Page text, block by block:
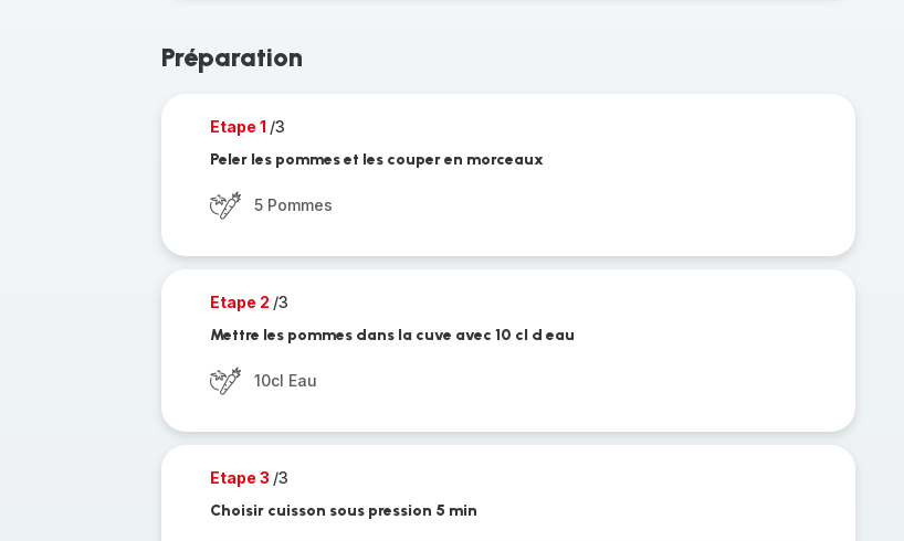
Préparation
Etape 1 /3
Peler les pommes et les couper en morceaux
5 Pommes
Etape 2 /3
Mettre les pommes dans la cuve avec 10 cl d eau
10cl Eau
Etape 3 /3
Choisir cuisson sous pression 5 min